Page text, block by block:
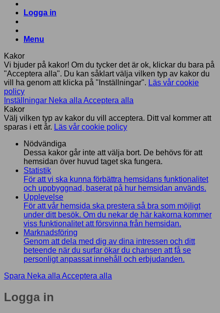
Logga in
Menu
Kakor
Vi bjuder på kakor! Om du tycker det är ok, klickar du bara på
"Acceptera alla". Du kan såklart välja vilken typ av kakor du
vill ha genom att klicka på "Inställningar". Läs vår cookie
policy
Inställningar Neka alla Acceptera alla
Kakor
Välj vilken typ av kakor du vill acceptera. Ditt val kommer att
sparas i ett år. Läs vår cookie policy
Nödvändiga
Dessa kakor går inte att välja bort. De behövs för att
hemsidan över huvud taget ska fungera.
Statistik
För att vi ska kunna förbättra hemsidans funktionalitet
och uppbyggnad, baserat på hur hemsidan används.
Upplevelse
För att vår hemsida ska prestera så bra som möjligt
under ditt besök. Om du nekar de här kakorna kommer
viss funktionalitet att försvinna från hemsidan.
Marknadsföring
Genom att dela med dig av dina intressen och ditt
beteende när du surfar ökar du chansen att få se
personligt anpassat innehåll och erbjudanden.
Spara Neka alla Acceptera alla
Logga in